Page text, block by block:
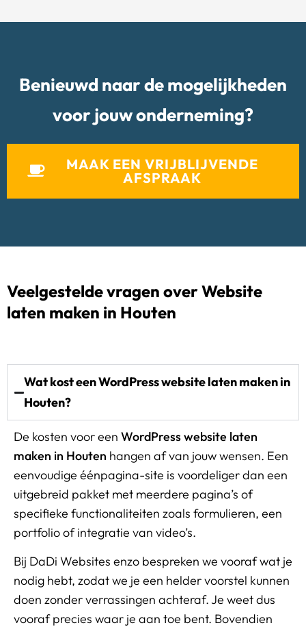
Benieuwd naar de mogelijkheden
voor jouw onderneming?
MAAK EEN VRIJBLIJVENDE
AFSPRAAK
Veelgestelde vragen over Website
laten maken in Houten
Wat kost een WordPress website laten maken in
Houten?
De kosten voor een WordPress website laten
maken in Houten hangen af van jouw wensen. Een
eenvoudige éénpagina-site is voordeliger dan een
uitgebreid pakket met meerdere pagina’s of
specifieke functionaliteiten zoals formulieren, een
portfolio of integratie van video’s.
Bij DaDi Websites enzo bespreken we vooraf wat je
nodig hebt, zodat we je een helder voorstel kunnen
doen zonder verrassingen achteraf. Je weet dus
vooraf precies waar je aan toe bent. Bovendien